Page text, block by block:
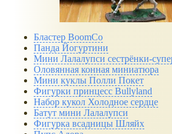
Бластер BoomCo
Панда Йогуртини
Мини Лалалупси сестрёнки-
Оловянная конная миниатюра
Мини куклы Полли Покет
Фигурки принцесс Bullyland
Набор кукол Холодное сердце
Батут мини Лалалупси
Фигурка всадницы Шляйх